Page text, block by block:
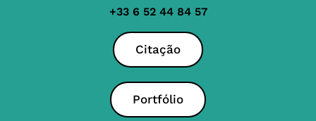
+33 6 52 44 84 57
Citação
Portfólio